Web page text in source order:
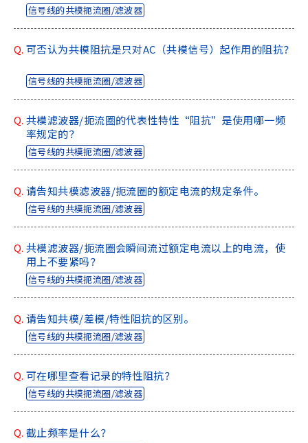
信号线的共模扼流圈/滤波器
Q. 可否认为共模阻抗是只对AC（共模信号）起作用的阻抗？
信号线的共模扼流圈/滤波器
Q. 共模滤波器/扼流圈的代表性特性“阻抗”是使用哪一频
率规定的？
信号线的共模扼流圈/滤波器
Q. 请告知共模滤波器/扼流圈的额定电流的规定条件。
信号线的共模扼流圈/滤波器
Q. 共模滤波器/扼流圈会瞬间流过额定电流以上的电流，使
用上不要紧吗？
信号线的共模扼流圈/滤波器
Q. 请告知共模/差模/特性阻抗的区别。
信号线的共模扼流圈/滤波器
Q. 可在哪里查看记录的特性阻抗？
信号线的共模扼流圈/滤波器
Q. 截止频率是什么？